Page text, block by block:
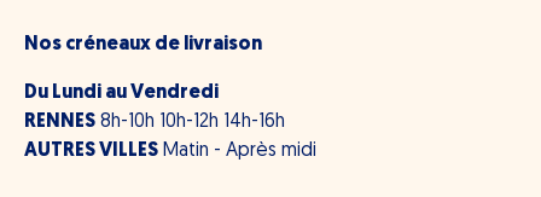
Nos créneaux de livraison
Du Lundi au Vendredi
RENNES 8h-10h 10h-12h 14h-16h
AUTRES VILLES Matin - Après midi